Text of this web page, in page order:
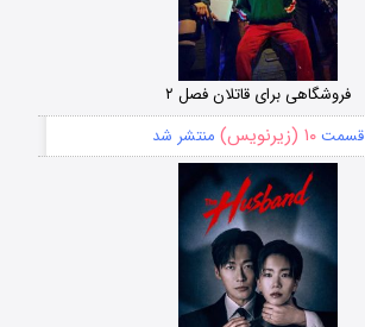
فروشگاهی برای قاتلان فصل ۲
قسمت۱۰ (زیرنویس) منتشر شد